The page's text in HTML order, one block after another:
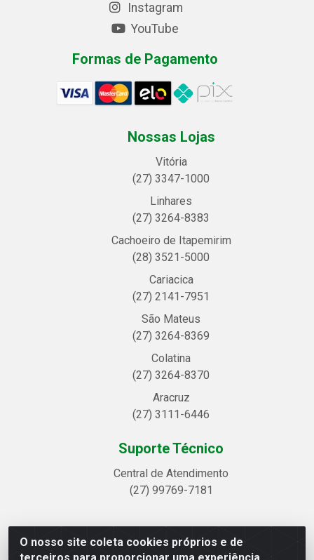
O nosso site coleta cookies próprios e de
Instagram
YouTube
Formas de Pagamento
Nossas Lojas
Vitória
(27) 3347-1000
Linhares
(27) 3264-8383
Cachoeiro de Itapemirim
(28) 3521-5000
Cariacica
(27) 2141-7951
São Mateus
(27) 3264-8369
Colatina
(27) 3264-8370
Aracruz
(27) 3111-6446
Suporte Técnico
Central de Atendimento
(27) 99769-7181
Linhavix Distribuidora LTDA - Avenida Alegre, 2521 -